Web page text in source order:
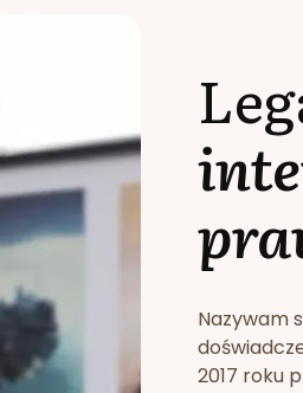
Nazywam
2017 roku